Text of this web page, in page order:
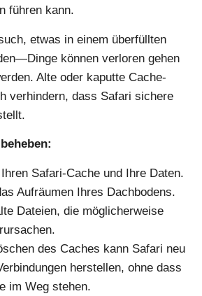
führen kann.
etwas in einem überfüllten
können verloren gehen
Alte oder kaputte Cache-
verhindern, dass Safari sichere
Safari-Cache und Ihre Daten.
Aufräumen Ihres Dachbodens.
Dateien, die möglicherweise
des Caches kann Safari neu
herstellen, ohne dass
im Weg stehen.